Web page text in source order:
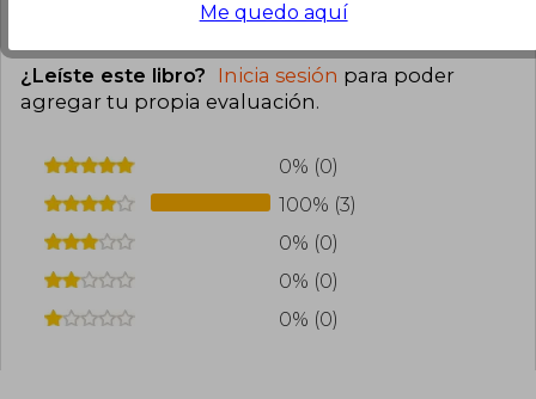
Esta opinión es útil 0
¿Leíste este libro? Inicia sesión para poder
agregar tu propia evaluación.
0% (0)
100% (3)
0% (0)
0% (0)
0% (0)
Me quedo aquí